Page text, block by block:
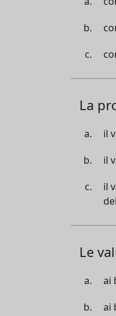
La
il
il
il
Le
ai
ai